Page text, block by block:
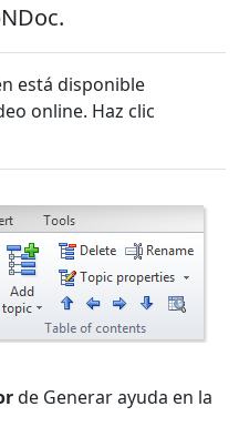
está disponible
online. Haz clic
de Generar ayuda en la